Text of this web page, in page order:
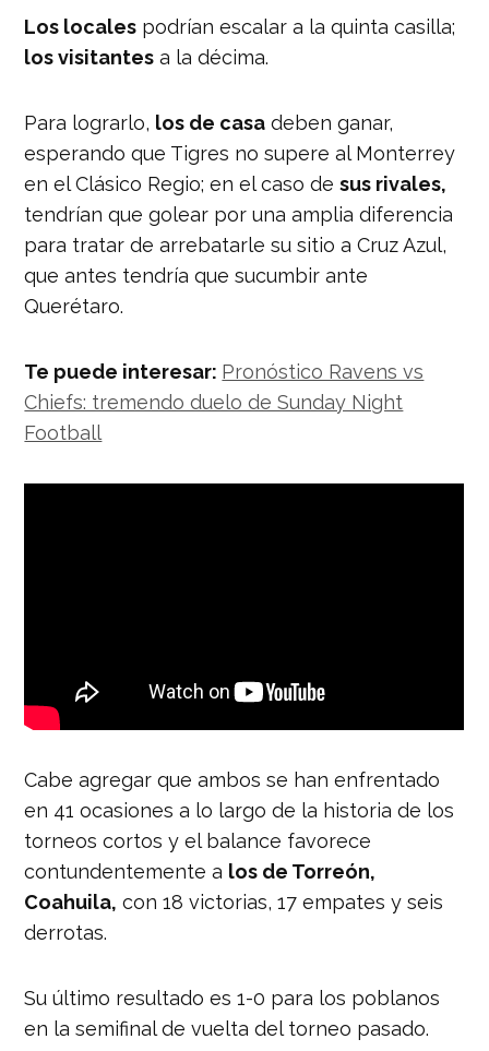
Los locales podrían escalar a la quinta casilla;
los visitantes a la décima.
Para lograrlo, los de casa deben ganar,
esperando que Tigres no supere al Monterrey
en el Clásico Regio; en el caso desus rivales,
tendrían que golear por una amplia diferencia
para tratar de arrebatarle su sitio a Cruz Azul,
que antes tendría que sucumbir ante
Querétaro.
Te puede interesar: Pronóstico Ravens vs
Chiefs: tremendo duelo de Sunday Night
Football
Cabe agregar que ambos se han enfrentado
en 41 ocasiones a lo largo de la historia de los
torneos cortos y el balance favorece
contundentemente a los de Torreón,
Coahuila, con 18 victorias, 17 empates y seis
derrotas.
Su último resultado es 1-0 para los poblanos
en la semifinal de vuelta del torneo pasado.